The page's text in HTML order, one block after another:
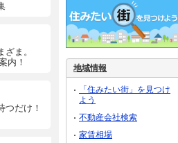
ま。
内！
つだけ！
地域情報
「住みたい街」を見つけ
よう
不動産会社検索
家賃相場